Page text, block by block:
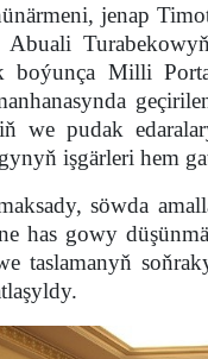
jenap
Abuali
boýunça Milli
we pudak
işgärleri hem
söwda
has gowy
taslamanyň